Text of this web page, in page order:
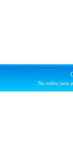
Na webu jsou